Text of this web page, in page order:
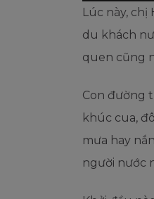
Lúc này,
du khách
quen cũng
Con đường
khúc cua,
mưa hay
người nước